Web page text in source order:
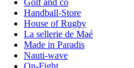
Golf and co
Handball-Store
House of Rugby
La sellerie de Maé
Made in Paradis
Nauti-wave